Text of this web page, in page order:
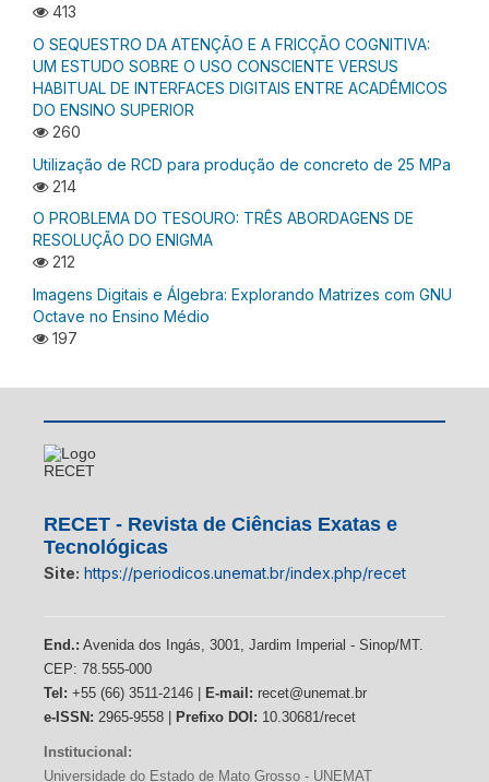
413
O SEQUESTRO DA ATENÇÃO E A FRICÇÃO COGNITIVA:
UM ESTUDO SOBRE O USO CONSCIENTE VERSUS
HABITUAL DE INTERFACES DIGITAIS ENTRE ACADÊMICOS
DO ENSINO SUPERIOR
260
Utilização de RCD para produção de concreto de 25 MPa
214
O PROBLEMA DO TESOURO: TRÊS ABORDAGENS DE
RESOLUÇÃO DO ENIGMA
212
Imagens Digitais e Álgebra: Explorando Matrizes com GNU
Octave no Ensino Médio
197
RECET - Revista de Ciências Exatas e
Tecnológicas
Site: https://periodicos.unemat.br/index.php/recet
End.: Avenida dos Ingás, 3001, Jardim Imperial - Sinop/MT.
CEP: 78.555-000
Tel: +55 (66) 3511-2146 | E-mail: recet@unemat.br
e-ISSN: 2965-9558 | Prefixo DOI: 10.30681/recet
Institucional:
Universidade do Estado de Mato Grosso - UNEMAT